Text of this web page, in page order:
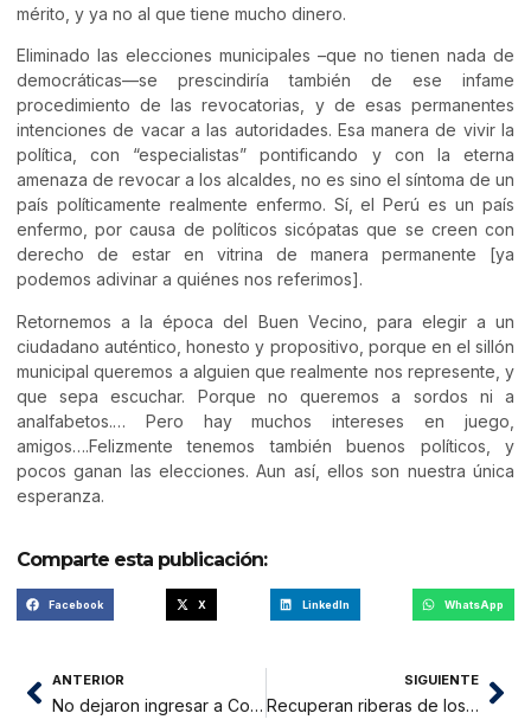
mérito, y ya no al que tiene mucho dinero.
Eliminado las elecciones municipales –que no tienen nada de
democráticas—se prescindiría también de ese infame
procedimiento de las revocatorias, y de esas permanentes
intenciones de vacar a las autoridades. Esa manera de vivir la
política, con “especialistas” pontificando y con la eterna
amenaza de revocar a los alcaldes, no es sino el síntoma de un
país políticamente realmente enfermo. Sí, el Perú es un país
enfermo, por causa de políticos sicópatas que se creen con
derecho de estar en vitrina de manera permanente [ya
podemos adivinar a quiénes nos referimos].
Retornemos a la época del Buen Vecino, para elegir a un
ciudadano auténtico, honesto y propositivo, porque en el sillón
municipal queremos a alguien que realmente nos represente, y
que sepa escuchar. Porque no queremos a sordos ni a
analfabetos.… Pero hay muchos intereses en juego,
amigos….Felizmente tenemos también buenos políticos, y
pocos ganan las elecciones. Aun así, ellos son nuestra única
esperanza.
Comparte esta publicación:
Facebook X LinkedIn WhatsApp
ANTERIOR
No dejaron ingresar a Corina
SIGUIENTE
Recuperan riberas de los ríos Shilcayo y Choclino